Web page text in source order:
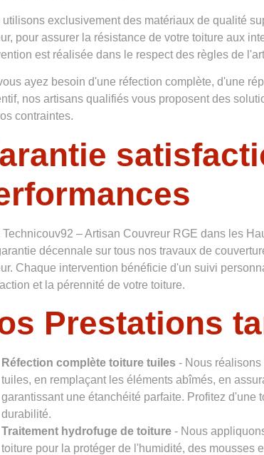
utilisons exclusivement des matériaux de qualité
pour assurer la résistance de votre toiture aux
est réalisée dans le respect des règles de
ayez besoin d'une réfection complète, d'une
nos artisans qualifiés vous proposent des
contraintes.
Technicouv92 – Artisan Couvreur RGE dans les
décennale sur tous nos travaux de
Chaque intervention bénéficie d'un suivi
et la pérennité de votre toiture.
Prestations
Réfection complète toiture tuiles - Nous réalisons
tuiles, en remplaçant les éléments abîmés, en
garantissant une étanchéité parfaite. Profitez d'une
durabilité.
Traitement hydrofuge de toiture - Nous
toiture pour la protéger de l'humidité, des mousses